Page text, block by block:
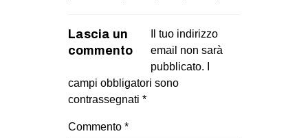
Lascia un
commento
Il tuo indirizzo
email non sarà
pubblicato.
campi obbligatori sono
contrassegnati *
Commento *